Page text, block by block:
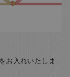
お入れいたしま